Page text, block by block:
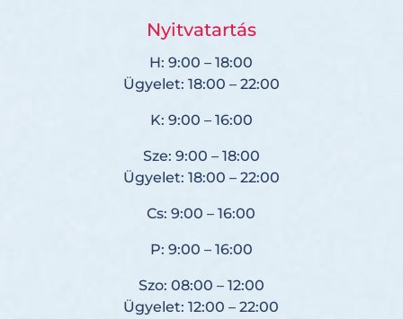
Nyitvatartás
H: 9:00 – 18:00
Ügyelet: 18:00 – 22:00
K: 9:00 – 16:00
Sze: 9:00 – 18:00
Ügyelet: 18:00 – 22:00
Cs: 9:00 – 16:00
P: 9:00 – 16:00
Szo: 08:00 – 12:00
Ügyelet: 12:00 – 22:00